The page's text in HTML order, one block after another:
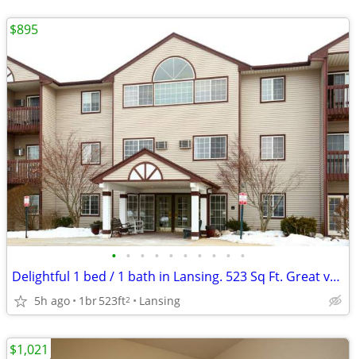
• • • • • • • • • •
Delightful 1 bed / 1 bath in Lansing. 523 Sq Ft. Great value!
5h ago 1br523ft2 Lansing
$895
$1,021